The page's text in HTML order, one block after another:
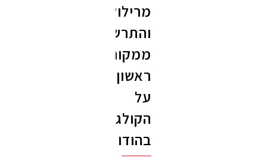
מרילוקיישן
והתרשמויות
ממקור
ראשון
על
הקולגות
בהודו